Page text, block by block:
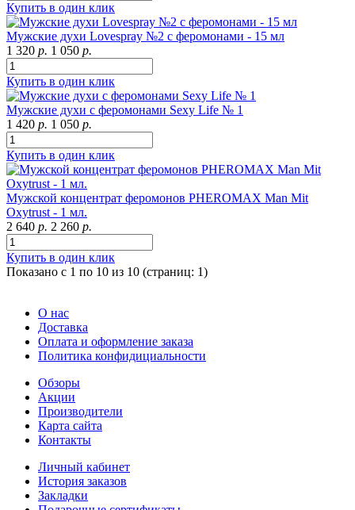
Купить в один клик
Мужские духи Lovespray №2 с феромонами - 15 мл
1 320 р. 1 050 р.
Купить в один клик
Мужские духи с феромонами Sexy Life № 1
1 420 р. 1 050 р.
Купить в один клик
Мужской концентрат феромонов PHEROMAX Man Mit
Oxytrust - 1 мл.
2 640 р. 2 260 р.
Купить в один клик
Показано с 1 по 10 из 10 (страниц: 1)
О нас
Доставка
Оплата и оформление заказа
Политика конфидициальности
Обзоры
Акции
Производители
Карта сайта
Контакты
Личный кабинет
История заказов
Закладки